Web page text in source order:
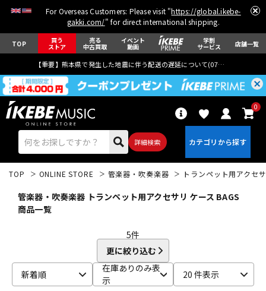
For Overseas Customers: Please visit "https://global.ikebe-
gakki.com/" for direct international shipping.
TOP 買う
ストア
売る
中古買取
イベント
動画
学割
サービス 店舗一覧
【重要】熊本県で発生した地震に伴う配送の遅延について(07月29日
詳細検索
0
ベース ウクレレ
TOP ONLINE STORE 管楽器・吹奏楽器 トランペット用アクセ
管楽器・吹奏楽器 トランペット用アクセサリ ケース BAGS
商品一覧
5件
更に絞り込む
新着順
在庫ありのみ表
示
20 件表示